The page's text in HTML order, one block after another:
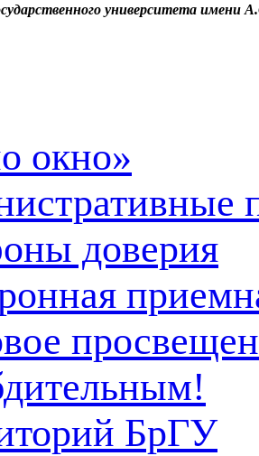
университета имени
окно»
доверия
БрГУ